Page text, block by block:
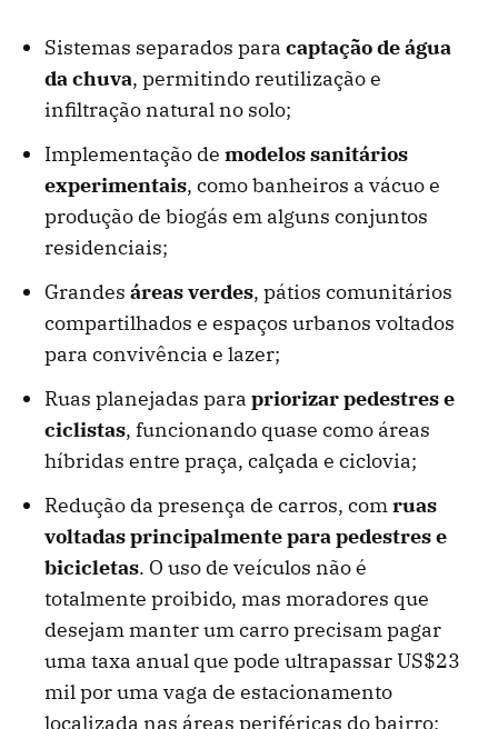
Sistemas separados para captação de água
da chuva, permitindo reutilização e
infiltração natural no solo;
Implementação de modelos sanitários
experimentais, como banheiros a vácuo e
produção de biogás em alguns conjuntos
residenciais;
Grandes áreas verdes, pátios comunitários
compartilhados e espaços urbanos voltados
para convivência e lazer;
Ruas planejadas para priorizar pedestres e
ciclistas, funcionando quase como áreas
híbridas entre praça, calçada e ciclovia;
Redução da presença de carros, comruas
voltadas principalmente para pedestres e
bicicletas. O uso de veículos não é
totalmente proibido, mas moradores que
desejam manter um carro precisam pagar
uma taxa anual que pode ultrapassar US$23
mil por uma vaga de estacionamento
localizada nas áreas periféricas do bairro;